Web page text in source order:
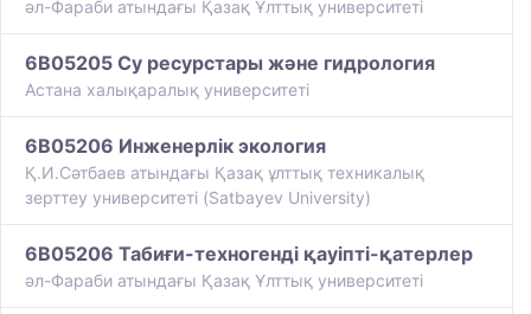
әл-Фараби атындағы Қазақ Ұлттық университеті
6B05205 Су ресурстары және гидрология
Астана халықаралық университеті
6B05206 Инженерлік экология
Қ.И.Сәтбаев атындағы Қазақ ұлттық техникалық
зерттеу университеті (Satbayev University)
6B05206 Табиғи-техногенді қауіпті-қатерлер
әл-Фараби атындағы Қазақ Ұлттық университеті